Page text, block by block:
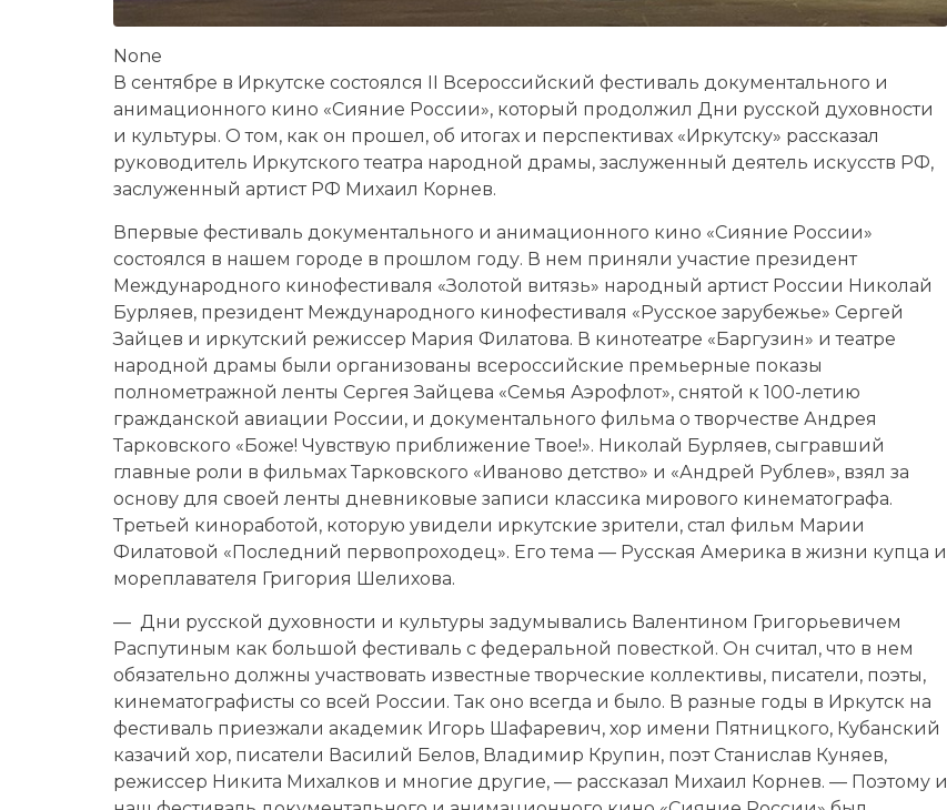
None
В сентябре в Иркутске состоялся II Всероссийский фестиваль документального и
анимационного кино «Сияние России», который продолжил Дни русской духовности
и культуры. О том, как он прошел, об итогах и перспективах «Иркутску» рассказал
руководитель Иркутского театра народной драмы, заслуженный деятель искусств РФ,
заслуженный артист РФ Михаил Корнев.
Впервые фестиваль документального и анимационного кино «Сияние России»
состоялся в нашем городе в прошлом году. В нем приняли участие президент
Международного кинофестиваля «Золотой витязь» народный артист России Николай
Бурляев, президент Международного кинофестиваля «Русское зарубежье» Сергей
Зайцев и иркутский режиссер Мария Филатова. В кинотеатре «Баргузин» и театре
народной драмы были организованы всероссийские премьерные показы
полнометражной ленты Сергея Зайцева «Семья Аэрофлот», снятой к 100-летию
гражданской авиации России, и документального фильма о творчестве Андрея
Тарковского «Боже! Чувствую приближение Твое!». Николай Бурляев, сыгравший
главные роли в фильмах Тарковского «Иваново детство» и «Андрей Рублев», взял за
основу для своей ленты дневниковые записи классика мирового кинематографа.
Третьей киноработой, которую увидели иркутские зрители, стал фильм Марии
Филатовой «Последний первопроходец». Его тема — Русская Америка в жизни купца и
мореплавателя Григория Шелихова.
— Дни русской духовности и культуры задумывались Валентином Григорьевичем
Распутиным как большой фестиваль с федеральной повесткой. Он считал, что в нем
обязательно должны участвовать известные творческие коллективы, писатели, поэты,
кинематографисты со всей России. Так оно всегда и было. В разные годы в Иркутск на
фестиваль приезжали академик Игорь Шафаревич, хор имени Пятницкого, Кубанский
казачий хор, писатели Василий Белов, Владимир Крупин, поэт Станислав Куняев,
режиссер Никита Михалков и многие другие, — рассказал Михаил Корнев. — Поэтому и